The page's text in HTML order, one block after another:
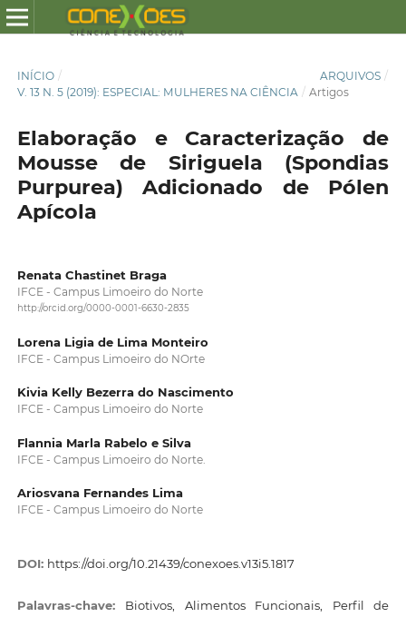
INÍCIO / ARQUIVOS /
V. 13 N. 5 (2019): ESPECIAL: MULHERES NA CIÊNCIA / Artigos
Elaboração e Caracterização de
Mousse de Siriguela (Spondias
Purpurea) Adicionado de Pólen
Apícola
Renata Chastinet Braga
IFCE - Campus Limoeiro do Norte
http://orcid.org/0000-0001-6630-2835
Lorena Ligia de Lima Monteiro
IFCE - Campus Limoeiro do NOrte
Kivia Kelly Bezerra do Nascimento
IFCE - Campus Limoeiro do Norte
Flannia Marla Rabelo e Silva
IFCE - Campus Limoeiro do Norte.
Ariosvana Fernandes Lima
IFCE - Campus Limoeiro do Norte
DOI: https://doi.org/10.21439/conexoes.v13i5.1817
Palavras-chave: Biotivos, Alimentos Funcionais, Perfil de